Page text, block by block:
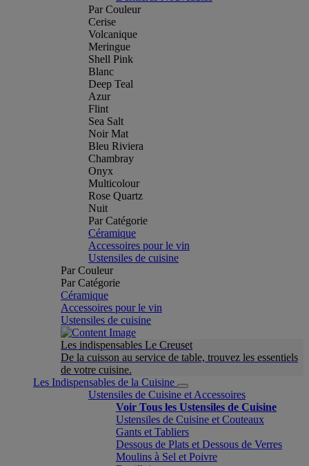
Par Couleur
Cerise
Volcanique
Meringue
Shell Pink
Blanc
Deep Teal
Azur
Flint
Sea Salt
Noir Mat
Bleu Riviera
Chambray
Onyx
Multicolour
Rose Quartz
Nuit
Par Catégorie
Céramique
Accessoires pour le vin
Ustensiles de cuisine
Par Couleur
Par Catégorie
Céramique
Accessoires pour le vin
Ustensiles de cuisine
Les indispensables Le Creuset
De la cuisson au service de table, trouvez les essentiels
de votre cuisine.
Les Indispensables de la Cuisine
Ustensiles de Cuisine et Accessoires
Voir Tous les Ustensiles de Cuisine
Ustensiles de Cuisine et Couteaux
Gants et Tabliers
Dessous de Plats et Dessous de Verres
Moulins à Sel et Poivre